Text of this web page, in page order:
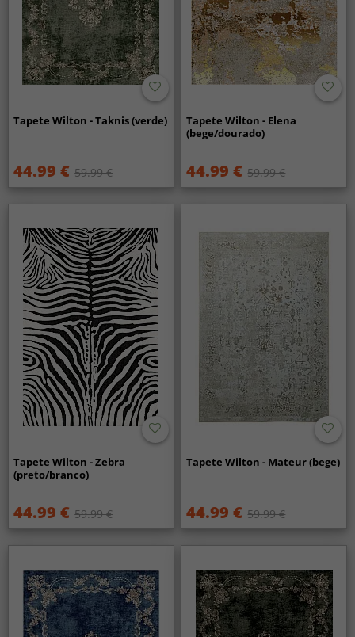
Tapete Wilton - Taknis (verde)
44.99 € 59.99 €
Tapete Wilton - Elena
(bege/dourado)
44.99 € 59.99 €
Tapete Wilton - Zebra
(preto/branco)
44.99 € 59.99 €
Tapete Wilton - Mateur (bege)
44.99 € 59.99 €